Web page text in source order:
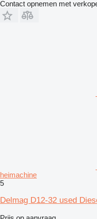
Contact opnemen met
heimachine
5
Delmag D12-32 used